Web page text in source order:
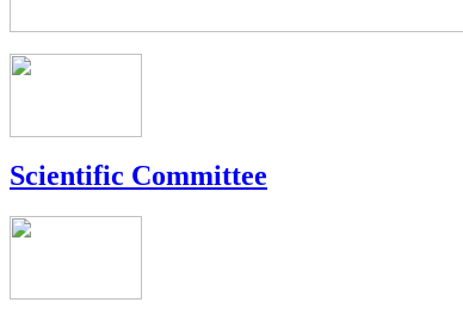
Scientific Committee